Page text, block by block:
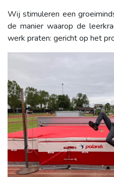
Wij stimuleren een
de manier waarop de
werk praten: gericht op het